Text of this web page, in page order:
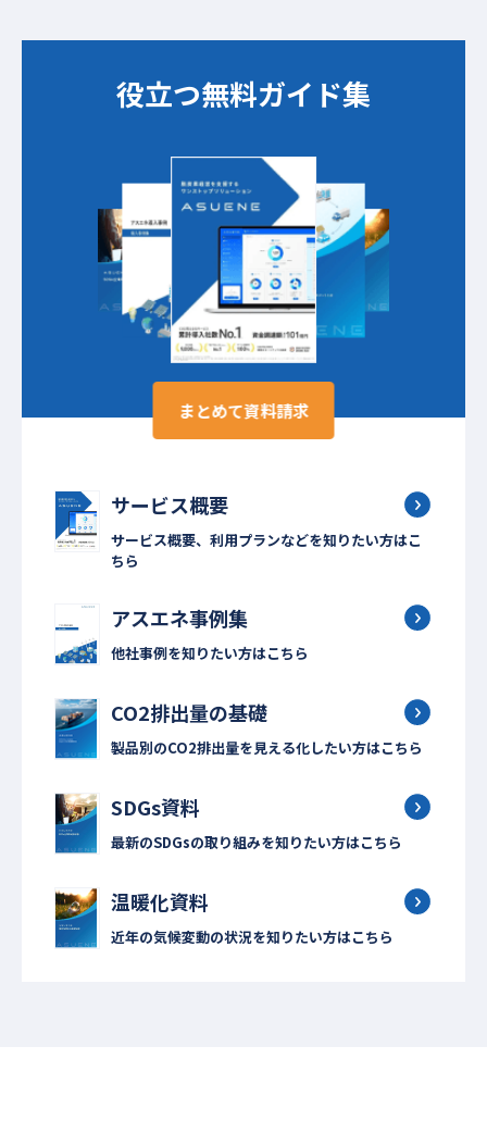
役立つ無料ガイド集​​
まとめて資料請求
サービス概要
サービス概要、利用プランなどを知りたい方はこ
ちら
アスエネ事例集
他社事例を知りたい方はこちら
CO2排出量の基礎
製品別のCO2排出量を見える化したい方はこちら
SDGs資料
最新のSDGsの取り組みを知りたい方はこちら
温暖化資料
近年の気候変動の状況を知りたい方はこちら